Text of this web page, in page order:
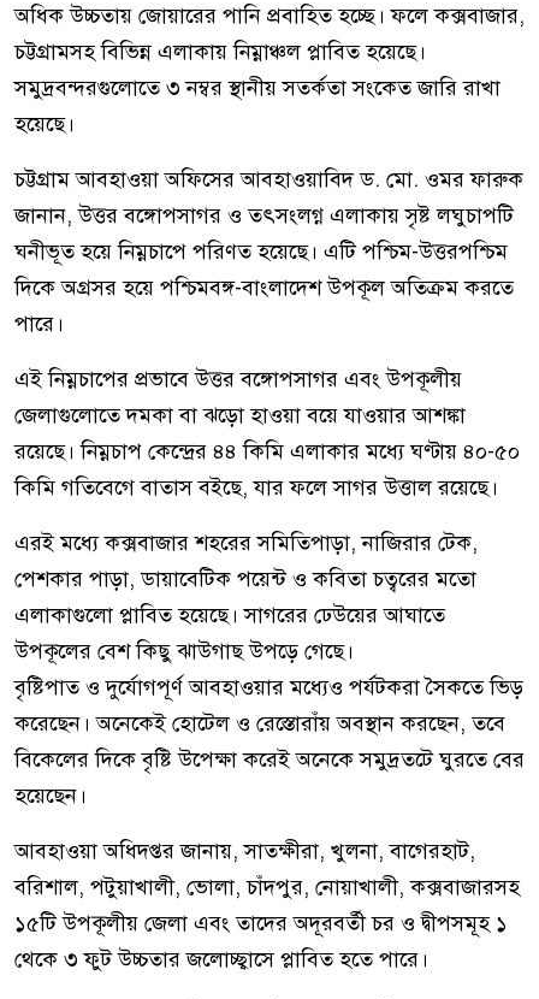
অধিক উচ্চতায় জোয়ারের পানি প্রবাহিত হচ্ছে। ফলে কক্সবাজার,
চট্টগ্রামসহ বিভিন্ন এলাকায় নিম্নাঞ্চল প্লাবিত হয়েছে।
সমুদ্রবন্দরগুলোতে ৩ নম্বর স্থানীয় সতর্কতা সংকেত জারি রাখা
হয়েছে।
চট্টগ্রাম আবহাওয়া অফিসের আবহাওয়াবিদ ড. মো. ওমর ফারুক
জানান, উত্তর বঙ্গোপসাগর ও তৎসংলগ্ন এলাকায় সৃষ্ট লঘুচাপটি
ঘনীভূত হয়ে নিম্নচাপে পরিণত হয়েছে। এটি পশ্চিম-উত্তরপশ্চিম
দিকে অগ্রসর হয়ে পশ্চিমবঙ্গ-বাংলাদেশ উপকূল অতিক্রম করতে
পারে।
এই নিম্নচাপের প্রভাবে উত্তর বঙ্গোপসাগর এবং উপকূলীয়
জেলাগুলোতে দমকা বা ঝড়ো হাওয়া বয়ে যাওয়ার আশঙ্কা
রয়েছে। নিম্নচাপ কেন্দ্রের ৪৪ কিমি এলাকার মধ্যে ঘণ্টায় ৪০-৫০
কিমি গতিবেগে বাতাস বইছে, যার ফলে সাগর উত্তাল রয়েছে।
এরই মধ্যে কক্সবাজার শহরের সমিতিপাড়া, নাজিরার টেক,
পেশকার পাড়া, ডায়াবেটিক পয়েন্ট ও কবিতা চত্বরের মতো
এলাকাগুলো প্লাবিত হয়েছে। সাগরের ঢেউয়ের আঘাতে
উপকূলের বেশ কিছু ঝাউগাছ উপড়ে গেছে।
বৃষ্টিপাত ও দুর্যোগপূর্ণ আবহাওয়ার মধ্যেও পর্যটকরা সৈকতে ভিড়
করেছেন। অনেকেই হোটেল ও রেস্তোরাঁয় অবস্থান করছেন, তবে
বিকেলের দিকে বৃষ্টি উপেক্ষা করেই অনেকে সমুদ্রতটে ঘুরতে বের
হয়েছেন।
আবহাওয়া অধিদপ্তর জানায়, সাতক্ষীরা, খুলনা, বাগেরহাট,
বরিশাল, পটুয়াখালী, ভোলা, চাঁদপুর, নোয়াখালী, কক্সবাজারসহ
১৫টি উপকূলীয় জেলা এবং তাদের অদূরবর্তী চর ও দ্বীপসমূহ ১
থেকে ৩ ফুট উচ্চতার জলোচ্ছ্বাসে প্লাবিত হতে পারে।